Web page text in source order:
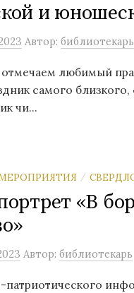
и
Автор: библиотекарь
любимый
самого
чи...
/
«В
Автор: библиотекарь
патриотического